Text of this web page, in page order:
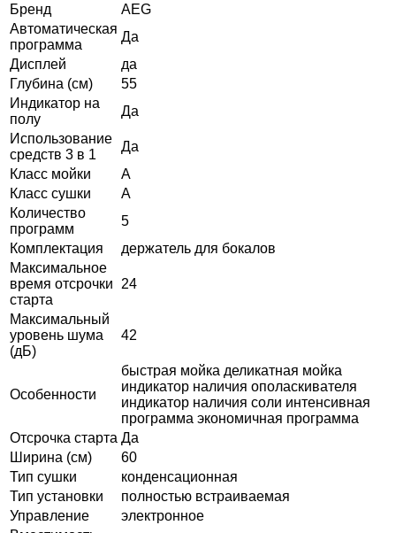
Бренд
AEG
Автоматическая
программа
Да
Дисплей
да
Глубина (см)
55
Индикатор на
полу
Да
Использование
средств 3 в 1
Да
Класс мойки
A
Класс сушки
A
Количество
программ
5
Комплектация
держатель для бокалов
Максимальное
время отсрочки
старта
24
Максимальный
уровень шума
(дБ)
42
Особенности
быстрая мойка деликатная мойка
индикатор наличия ополаскивателя
индикатор наличия соли интенсивная
программа экономичная программа
Отсрочка старта Да
Ширина (см)
60
Тип сушки
конденсационная
Тип установки
полностью встраиваемая
Управление
электронное